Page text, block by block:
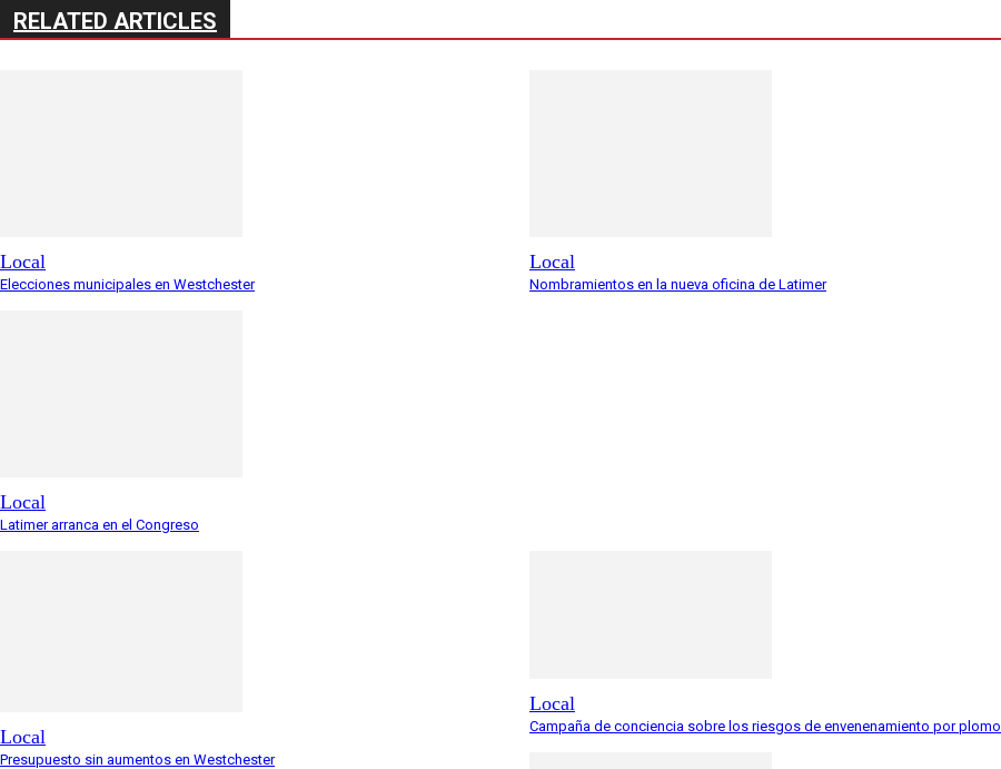
RELATED ARTICLES
Local
Elecciones municipales en Westchester
Local
Nombramientos en la nueva oficina de Latimer
Local
Latimer arranca en el Congreso
Local
Presupuesto sin aumentos en Westchester
Local
Campaña de conciencia sobre los riesgos de envenenamiento por plomo